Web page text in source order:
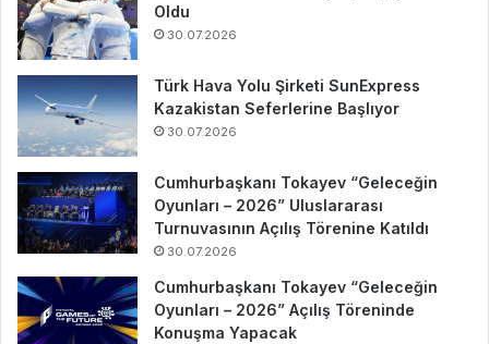
Oldu
30.07.2026
Türk Hava Yolu Şirketi SunExpress
Kazakistan Seferlerine Başlıyor
30.07.2026
Cumhurbaşkanı Tokayev “Geleceğin
Oyunları – 2026” Uluslararası
Turnuvasının Açılış Törenine Katıldı
30.07.2026
Cumhurbaşkanı Tokayev “Geleceğin
Oyunları – 2026” Açılış Töreninde
Konuşma Yapacak